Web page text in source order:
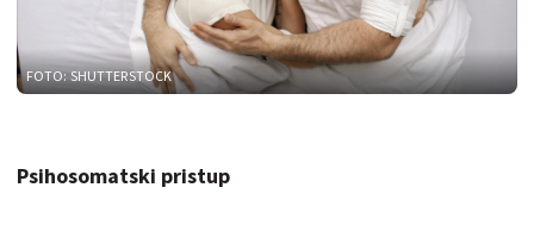
FOTO: SHUTTERSTOCK
Psihosomatski pristup